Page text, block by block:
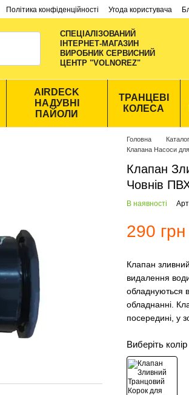
Політика конфіденційності Угода користувача
СПЕЦІАЛІЗОВАНИЙ
ІНТЕРНЕТ-МАГАЗИН
ВИРОБНИК CЕРВИСНИЙ
ЦЕНТР "VOLNOREZ"
AIRDECK
НАДУВНІ
ПАЙОЛИ
ТРАНЦЕВІ
КОЛЕСА
Головна Каталог
Клапана Насоси
Клапан
Човнів
В наявності
290 грн
Клапан
видалення
обладнуються
обладнанні.
посередині, у
Виберіть колір